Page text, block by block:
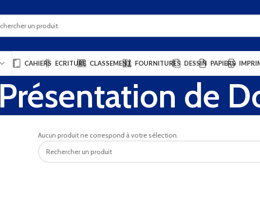
CAHIERS ECRITURE CLASSEMENT FOURNITURES DESSIN PAPIERS
Présentation de
Aucun produit ne correspond à votre sélection.